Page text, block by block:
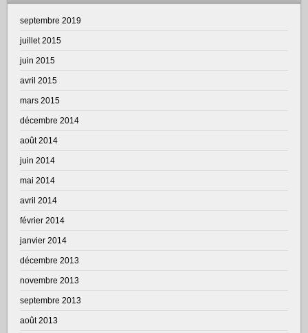
septembre 2019
juillet 2015
juin 2015
avril 2015
mars 2015
décembre 2014
août 2014
juin 2014
mai 2014
avril 2014
février 2014
janvier 2014
décembre 2013
novembre 2013
septembre 2013
août 2013